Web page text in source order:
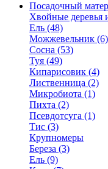
Посадочный
Хвойные деревья
Ель (48)
Можжевельник (6)
Сосна (53)
Туя (49)
Кипарисовик (4)
Лиственница (2)
Микробиота (1)
Пихта (2)
Псевдотсуга (1)
Тис (3)
Крупномеры
Береза (3)
Ель (9)